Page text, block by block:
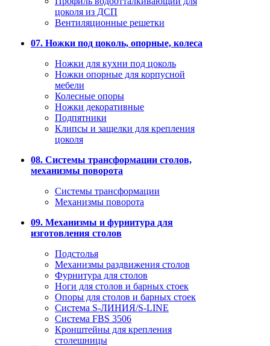
цоколя из ДСП
Вентиляционные решетки
07. Ножки под цоколь, опорные, колеса
Ножки для кухни под цоколь
Ножки опорные для корпусной
мебели
Колесные опоры
Ножки декоративные
Подпятники
Клипсы и защелки для крепления
цоколя
08. Системы трансформации столов,
механизмы поворота
Системы трансформации
Механизмы поворота
09. Механизмы и фурнитура для
изготовления столов
Подстолья
Механизмы раздвижения столов
Фурнитура для столов
Ноги для столов и барных стоек
Опоры для столов и барных стоек
Система S-ЛИНИЯ/S-LINE
Система FBS 3506
Кронштейны для крепления
столешницы